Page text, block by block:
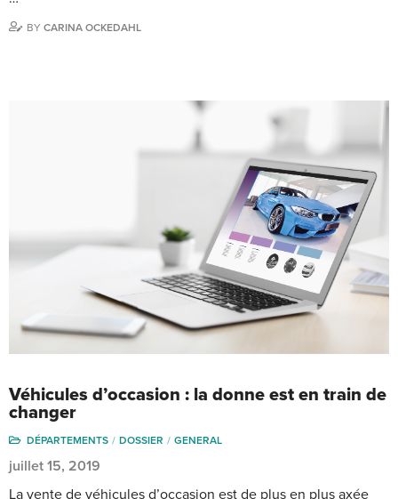
BY CARINA OCKEDAHL
Véhicules d’occasion : la donne est en train de
changer
DÉPARTEMENTS DOSSIER GENERAL
juillet 15, 2019
La vente de véhicules d’occasion est de plus en plus axée